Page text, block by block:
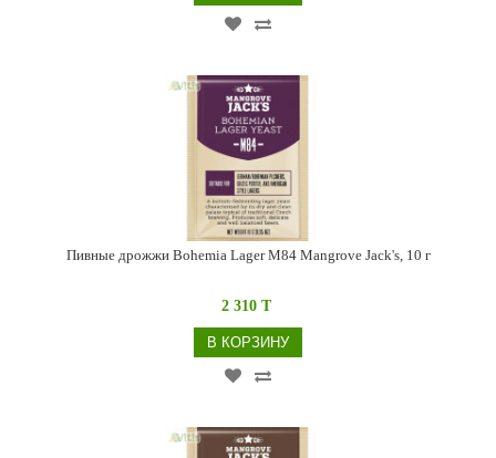
Пивные дрожжи Bohemia Lager M84 Mangrove Jack's, 10 г
2 310 T
В КОРЗИНУ